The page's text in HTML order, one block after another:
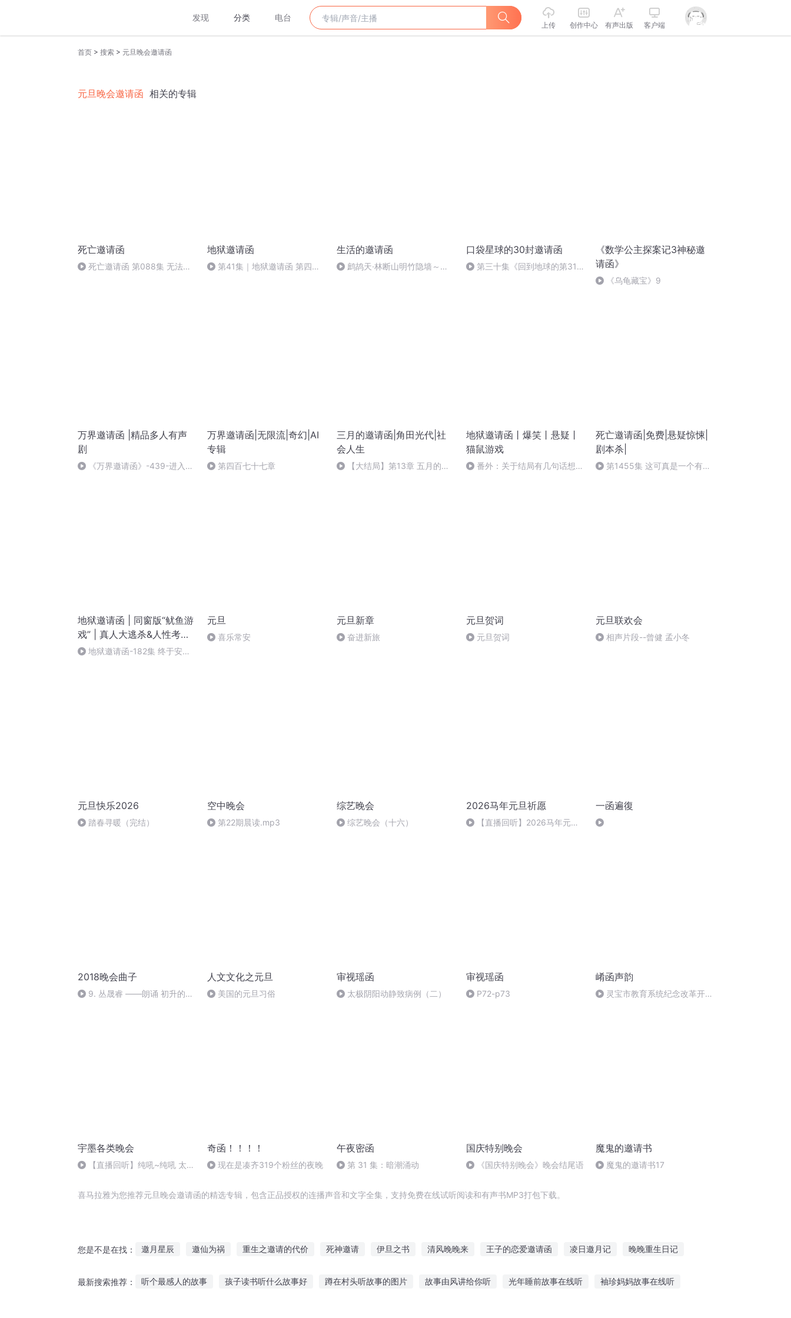
发现 分类 电台
上传 创作中心 有声出版 客户端
首页 > 搜索 > 元旦晚会邀请函
元旦晚会邀请函 相关的专辑
死亡邀请函
死亡邀请函 第088集 无法接
地狱邀请函
第41集｜地狱邀请函 第四十
生活的邀请函
鹧鸪天·林断山明竹隐墙～苏
口袋星球的30封邀请函
第三十集《回到地球的第31
《数学公主探案记3神秘邀
请函》
《乌龟藏宝》9
万界邀请函 |精品多人有声
剧
《万界邀请函》-439-进入宝
万界邀请函|无限流|奇幻|AI
专辑
第四百七十七章
三月的邀请函|角田光代|社
会人生
【大结局】第13章 五月的典
地狱邀请函丨爆笑丨悬疑丨
猫鼠游戏
番外：关于结局有几句话想说
死亡邀请函|免费|悬疑惊悚|
剧本杀|
第1455集 这可真是一个有趣
地狱邀请函 | 同窗版“鱿鱼游
戏” | 真人大逃杀&人性考验|
精品多人有声
地狱邀请函-182集 终于安静
元旦
喜乐常安
元旦新章
奋进新旅
元旦贺词
元旦贺词
元旦联欢会
相声片段--曾健 孟小冬
元旦快乐2026
踏春寻暖（完结）
空中晚会
第22期晨读.mp3
综艺晚会
综艺晚会（十六）
2026马年元旦祈愿
【直播回听】2026马年元旦
一函遍復
2018晚会曲子
9. 丛晟睿 ——朗诵 初升的太
人文文化之元旦
美国的元旦习俗
审视瑶函
太极阴阳动静致病例（二）
审视瑶函
P72-p73
崤函声韵
灵宝市教育系统纪念改革开放
宇墨各类晚会
【直播回听】纯吼~纯吼 太T
奇函！！！！
现在是凑齐319个粉丝的夜晚
午夜密函
第 31 集：暗潮涌动
国庆特别晚会
《国庆特别晚会》晚会结尾语
魔鬼的邀请书
魔鬼的邀请书17
喜马拉雅为您推荐元旦晚会邀请函的精选专辑，包含正品授权的连播声音和文字全集，支持免费在线试听阅读和有声书MP3打包下载。
您是不是在找： 邀月星辰 邀仙为祸 重生之邀请的代价 死神邀请 伊旦之书 清风晚晚来 王子的恋爱邀请函 凌日邀月记 晚晚重生日记
最新搜索推荐： 听个最感人的故事 孩子读书听什么故事好 蹲在村头听故事的图片 故事由风讲给你听 光年睡前故事在线听 袖珍妈妈故事在线听